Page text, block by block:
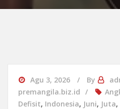
Agu 3, 2026 By
premangila.biz.id
Defisit, Indonesia, Juni, Juta,